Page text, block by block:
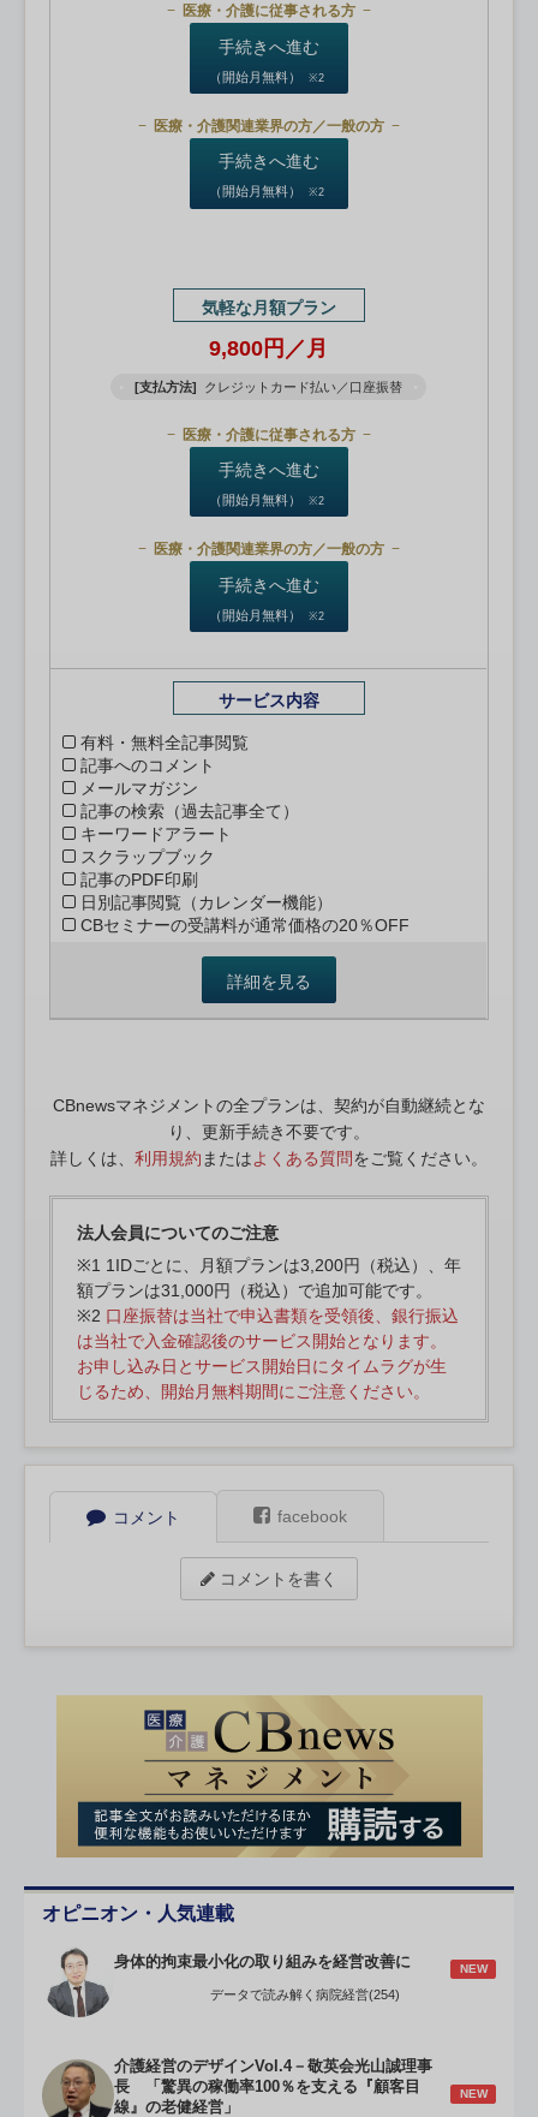
医療・介護に従事される方
手続きへ進む
（開始月無料） ※2
医療・介護関連業界の方／一般の方
手続きへ進む
（開始月無料） ※2
気軽な月額プラン
9,800円／月
[支払方法] クレジットカード払い／口座振替
医療・介護に従事される方
手続きへ進む
（開始月無料） ※2
医療・介護関連業界の方／一般の方
手続きへ進む
（開始月無料） ※2
サービス内容
有料・無料全記事閲覧
記事へのコメント
メールマガジン
記事の検索（過去記事全て）
キーワードアラート
スクラップブック
記事のPDF印刷
日別記事閲覧（カレンダー機能）
CBセミナーの受講料が通常価格の20％OFF
詳細を見る
CBnewsマネジメントの全プランは、契約が自動継続とな
り、更新手続き不要です。
詳しくは、 利用規約 またはよくある質問をご覧ください。
法人会員についてのご注意
※1 1IDごとに、月額プランは3,200円（税込）、年
額プランは31,000円（税込）で追加可能です。
※2 口座振替は当社で申込書類を受領後、銀行振込
は当社で入金確認後のサービス開始となります。
お申し込み日とサービス開始日にタイムラグが生
じるため、開始月無料期間にご注意ください。
コメント facebook
コメントを書く
オピニオン・人気連載
身体的拘束最小化の取り組みを経営改善に NEW
データで読み解く病院経営(254)
介護経営のデザインVol.4－敬英会光山誠理事
長 「驚異の稼働率100％を支える『顧客目
線』の老健経営」
NEW